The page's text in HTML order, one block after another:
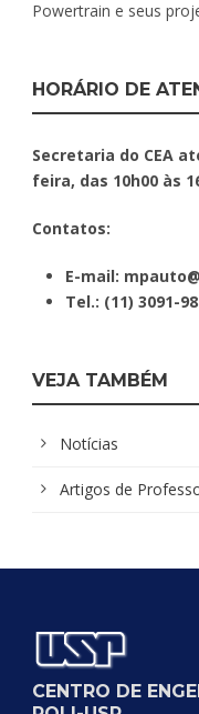
Powertrain e seus
HORÁRIO DE
Secretaria do CEA
feira, das 10h00 às
Contatos:
E-mail:
Tel.: (11) 3091-
VEJA TAMBÉM
Notícias
Artigos de
CENTRO DE